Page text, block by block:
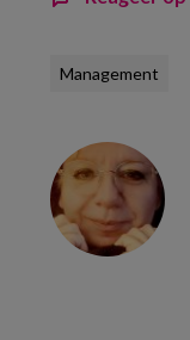
Management